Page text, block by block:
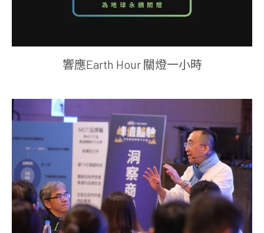
響應Earth Hour 關燈一小時